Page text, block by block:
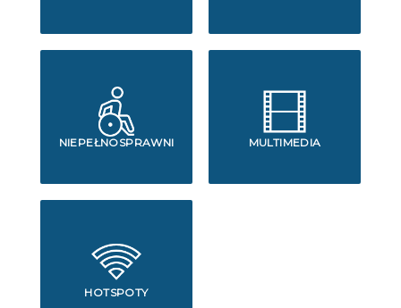
NIEPEŁNOSPRAWNI MULTIMEDIA
HOTSPOTY